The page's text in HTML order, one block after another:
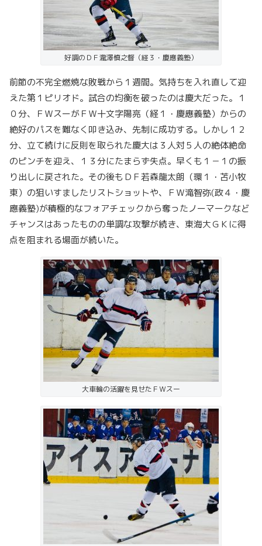
好調のＤＦ瀧澤慎之督（経３・慶應義塾）
前節の不完全燃焼な敗戦から１週間。気持ちを入れ直して迎
えた第１ピリオド。試合の均衡を破ったのは慶大だった。１
０分、ＦＷスーがＦＷ十文字陽亮（経１・慶應義塾）からの
絶好のパスを難なく叩き込み、先制に成功する。しかし１２
分、立て続けに反則を取られた慶大は３人対５人の絶体絶命
のピンチを迎え、１３分にたまらず失点。早くも１－１の振
り出しに戻された。その後もＤＦ若森龍太朗（環１・苫小牧
東）の狙いすましたリストショットや、ＦＷ滝智弥(政４・慶
應義塾)が積極的なフォアチェックから奪ったノーマークなど
チャンスはあったものの単調な攻撃が続き、東海大ＧＫに得
点を阻まれる場面が続いた。
大車輪の活躍を見せたＦＷスー